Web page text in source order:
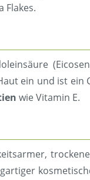
Flakes.
ein und ist ein
wie Vitamin E.